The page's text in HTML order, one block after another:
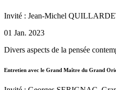
Invité : Jean-Michel
01 Jan. 2023
Divers aspects de la pensée
Entretien avec le Grand Maître du Grand